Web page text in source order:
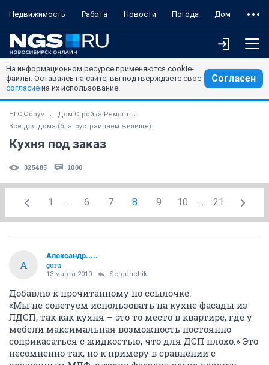
Недвижимость Работа Новости Погода Дом
На информационном ресурсе применяются cookie-
файлы. Оставаясь на сайте, вы подтверждаете свое
согласие на их использование.
Согласен
НГС.Форум
Дом Стройка Ремонт
Все для дома (благоустраиваем жилище)
Кухня под заказ
325485 1000
1 ... 6 7 8 9 10 ... 21
А
Александр.....
guru
13 марта 2010 Sergunchik
Добавлю к прочитанному по ссылочке.
«Мы не советуем использовать на кухне фасады из
ЛДСП, так как кухня – это то место в квартире, где у
мебели максимальная возможность постоянно
соприкасаться с жидкостью, что для ДСП плохо.» Это
несомненно так, но к примеру в сравнении с